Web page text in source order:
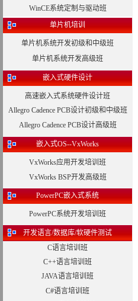
WinCE系统定制与驱动班
单片机培训
单片机系统开发初级和中级班
单片机系统开发高级班
嵌入式硬件设计
高速嵌入式系统硬件设计班
Allegro Cadence PCB设计初级和中级班
Allegro Cadence PCB设计高级班
嵌入式OS--VxWorks
VxWorks应用开发培训班
VxWorks BSP开发高级班
PowerPC嵌入式系统
PowerPC系统开发培训班
开发语言/数据库/软硬件测试
C语言培训班
C++语言培训班
JAVA语言培训班
C#语言培训班